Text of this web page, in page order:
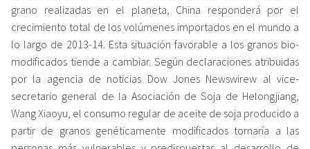
grano realizadas en el planeta, China responderá por el
crecimiento total de los volúmenes importados en el mundo a
lo largo de 2013-14. Esta situación favorable a los granos bio-
modificados tiende a cambiar. Según declaraciones atribuidas
por la agencia de noticias Dow Jones Newswirew al vice-
secretario general de la Asociación de Soja de Helongjiang,
Wang Xiaoyu, el consumo regular de aceite de soja producido a
partir de granos genéticamente modificados tornaría a las